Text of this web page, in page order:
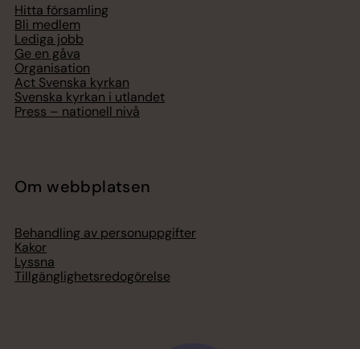
Hitta församling
Bli medlem
Lediga jobb
Ge en gåva
Organisation
Act Svenska kyrkan
Svenska kyrkan i utlandet
Press – nationell nivå
Om webbplatsen
Behandling av personuppgifter
Kakor
Lyssna
Tillgänglighetsredogörelse